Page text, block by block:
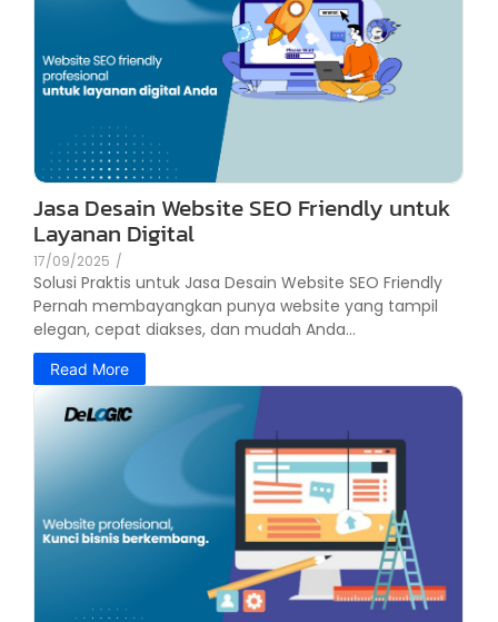
Jasa Desain Website SEO Friendly untuk
Layanan Digital
17/09/2025 /
Solusi Praktis untuk Jasa Desain Website SEO Friendly
Pernah membayangkan punya website yang tampil
elegan, cepat diakses, dan mudah Anda...
Read More